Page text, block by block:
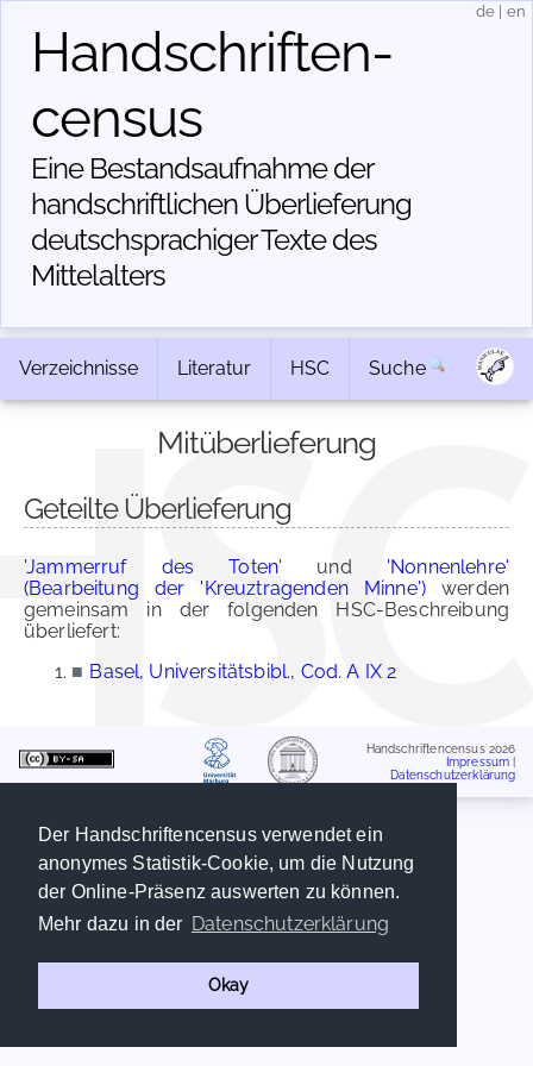
Der Handschriftencensus verwendet ein
anonymes Statistik-Cookie, um die Nutzung
der Online-Präsenz auswerten zu können.
Mehr dazu in der Datenschutzerklärung
Okay
Handschriften­
census
Eine Bestandsaufnahme der
handschriftlichen Über­lieferung
deutschsprachiger Texte des
Mittelalters
de en
Verzeichnisse Literatur HSC Suche
Mitüberlieferung
Geteilte Überlieferung
'Jammerruf des Toten' und 'Nonnenlehre'
(Bearbeitung der 'Kreuztragenden Minne') werden
gemeinsam in der folgenden HSC-Beschreibung
überliefert:
■ Basel, Universitätsbibl., Cod. A IX 2
Handschriftencensus 2026
Impressum
Datenschutzerklärung